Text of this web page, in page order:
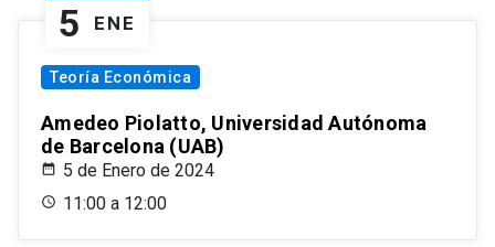
5 ENE
Teoría Económica
Amedeo Piolatto, Universidad Autónoma
de Barcelona (UAB)
5 de Enero de 2024
11:00 a 12:00